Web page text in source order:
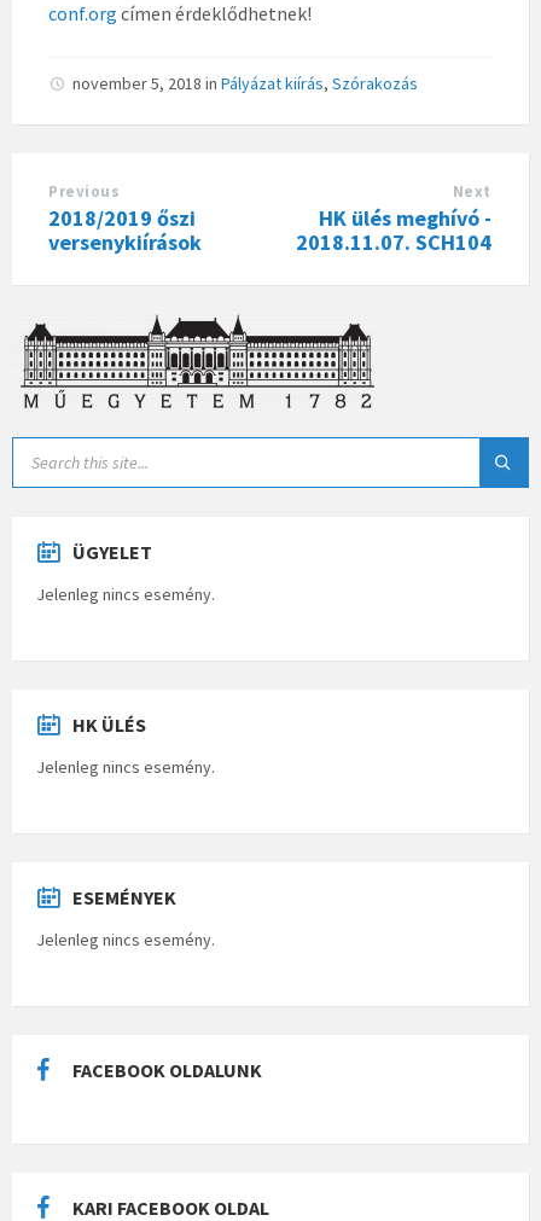
conf.org címen érdeklődhetnek!
november 5, 2018 in Pályázat kiírás, Szórakozás
Previous
2018/2019 őszi
versenykiírások
Next
HK ülés meghívó -
2018.11.07. SCH104
ÜGYELET
Jelenleg nincs esemény.
HK ÜLÉS
Jelenleg nincs esemény.
ESEMÉNYEK
Jelenleg nincs esemény.
FACEBOOK OLDALUNK
KARI FACEBOOK OLDAL